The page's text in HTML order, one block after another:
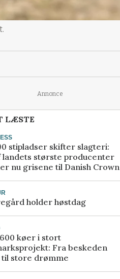
Annonce
LÆSTE
stipladser skifter slagteri:
landets største producenter
nu grisene til Danish Crown
holder høstdag
køer i stort
Fra beskeden
store drømme